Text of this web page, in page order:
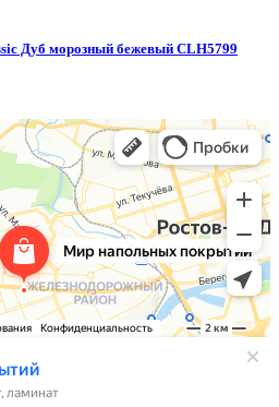
Дуб морозный бежевый CLH5799